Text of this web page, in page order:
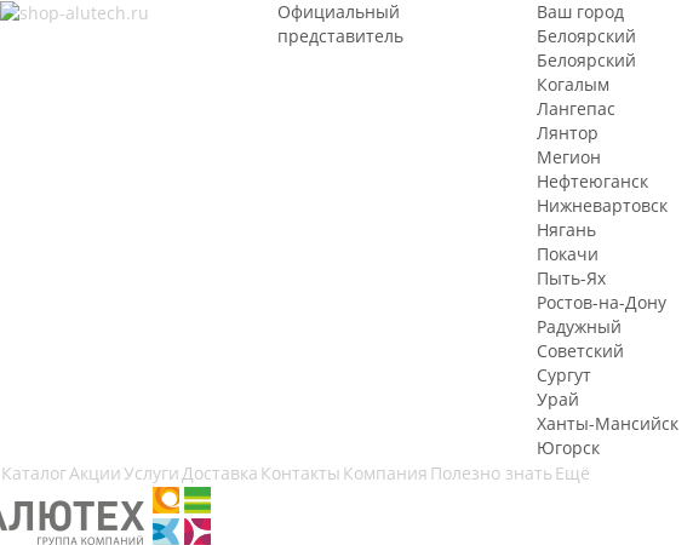
Официальный
представитель
Ваш город
Белоярский
Белоярский
Когалым
Лангепас
Лянтор
Мегион
Нефтеюганск
Нижневартовск
Нягань
Покачи
Пыть-Ях
Рoстов-на-Дону
Радужный
Советский
Сургут
Урай
Ханты-Мансийск
Югорск
КаталогАкцииУслугиДоставка Контакты Компания Полезно знатьЕщё